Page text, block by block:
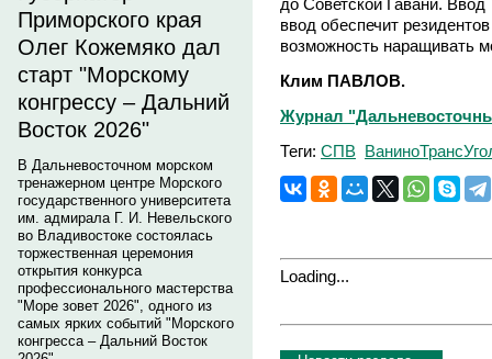
Приморского края
Олег Кожемяко дал
старт "Морскому
конгрессу – Дальний
Восток 2026"
В Дальневосточном морском
тренажерном центре Морского
государственного университета
им. адмирала Г. И. Невельского
во Владивостоке состоялась
торжественная церемония
открытия конкурса
профессионального мастерства
"Море зовет 2026", одного из
самых ярких событий "Морского
конгресса – Дальний Восток
ввод обеспечит
возможность наращивать
Клим ПАВЛОВ.
Журнал
Теги: СПВ
Loading...